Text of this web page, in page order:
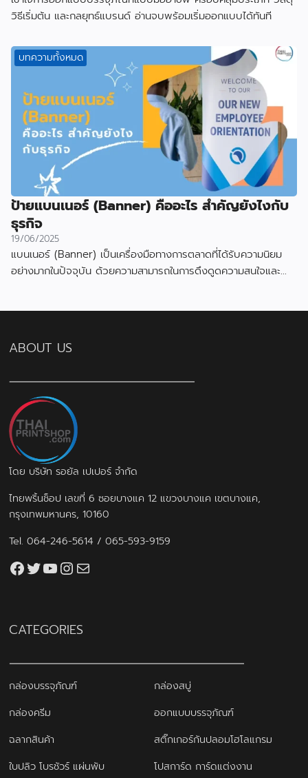
วิธีเริ่มต้น และกลยุทธ์แบรนด์ อ่านจบพร้อมเริ่มออกแบบได้ทันที
บทความทั้งหมด
ป้ายแบนเนอร์ (Banner) คืออะไร สำคัญยังไงกับ
ธุรกิจ
19/06/2025
แบนเนอร์ (Banner) เป็นเครื่องมือทางการตลาดที่ได้รับความนิยม
อย่างมากในปัจจุบัน ด้วยความสามารถในการดึงดูดความสนใจและ
ABOUT US
โดย บริษัท รอยัล เปเปอร์ จำกัด
ไทยพริ้นช็อป เลขที่ 6 ซอยบางแค 12 แขวงบางแค เขตบางแค,
กรุงเทพมหานคร, 10160
Tel.064-246-5614 /065-593-9159
Facebook
Twitter
YouTube
Instagram
thaiprintshop.aw@gmail.com
CATEGORIES
กล่องบรรจุภัณฑ์
กล่องสบู่
กล่องครีม
ออกแบบบรรจุภัณฑ์
ฉลากสินค้า
สติ๊กเกอร์กันปลอมโฮโลแกรม
ใบปลิว โบรชัวร์ แผ่นพับ
โปสการ์ด การ์ดแต่งงาน